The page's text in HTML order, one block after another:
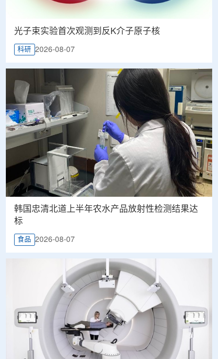
光子束实验首次观测到反K介子原子核
科研 2026-08-07
韩国忠清北道上半年农水产品放射性检测结果达
标
食品 2026-08-07